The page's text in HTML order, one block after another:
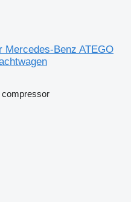
Benz ATEGO
compressor